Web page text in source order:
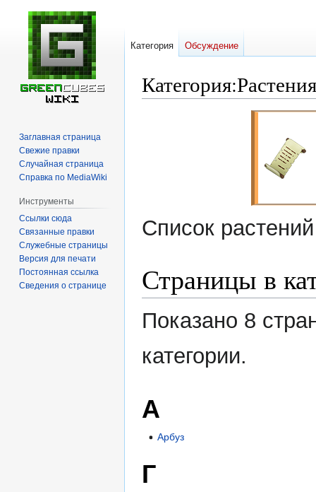
Категория:Растения
Список
Страницы в
Показано 8
категории.
А
Арбуз
Г
Категория Обсуждение
Заглавная страница
Свежие правки
Случайная страница
Справка по MediaWiki
Инструменты
Ссылки сюда
Связанные правки
Служебные страницы
Версия для печати
Постоянная ссылка
Сведения о странице